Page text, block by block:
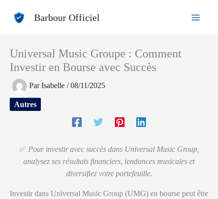
Barbour Officiel
Universal Music Groupe : Comment
Investir en Bourse avec Succès
ParIsabelle /08/11/2025
Autres
✅ Pour investir avec succès dans Universal Music Group,
analysez ses résultats financiers, tendances musicales et
diversifiez votre portefeuille.
Investir dans Universal Music Group (UMG) en bourse peut être